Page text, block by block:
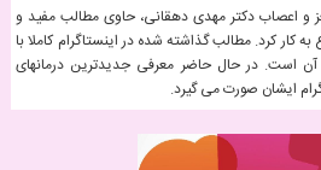
و اعصاب دکتر مهدی دهقانی، حاوی مطالب مفید و
از فروردین 94 شروع به کار کرد. مطالب گذاشته شده در اینستاگرام کاملا با
است. در حال حاضر معرفی جدیدترین درمانهای
ایشان صورت می گیرد.